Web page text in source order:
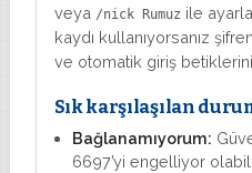
veya /nick Rumuz ile
kaydı kullanıyorsanız
ve otomatik giriş
Sık karşılaşılan
Bağlanamıyorum:
6697’yi engelliyor